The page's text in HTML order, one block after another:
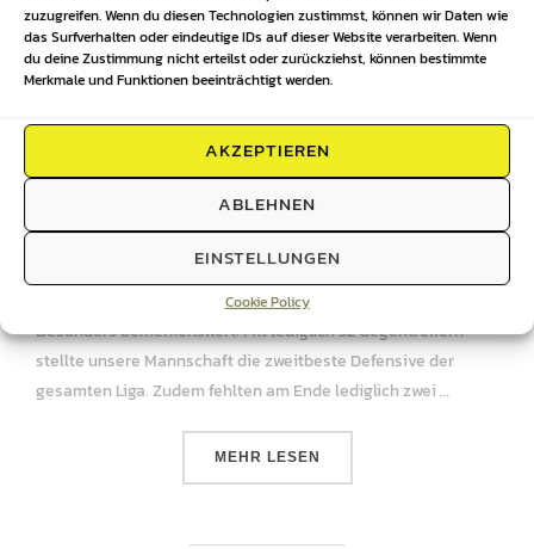
zuzugreifen. Wenn du diesen Technologien zustimmst, können wir Daten wie
das Surfverhalten oder eindeutige IDs auf dieser Website verarbeiten. Wenn
du deine Zustimmung nicht erteilst oder zurückziehst, können bestimmte
Merkmale und Funktionen beeinträchtigt werden.
AKZEPTIEREN
ABLEHNEN
EINSTELLUNGEN
Cookie Policy
Saisonende 1. Männermannschaft
am
Kommentare sind deaktiviert
Saisonrückblick Männer I
Mit einem starken 4.
Platz beendet unsere 1. Männermannschaft die Saison
2025/26 in der Kreisliga Meißen. 46 Punkte, 67 erzielte Tore
und nur 32 Gegentore sprechen eine deutliche Sprache.
Besonders bemerkenswert: Mit lediglich 32 Gegentreffern
stellte unsere Mannschaft die zweitbeste Defensive der
gesamten Liga. Zudem fehlten am Ende lediglich zwei …
MEHR ÜBER „SAISONENDE 1.
LESEN